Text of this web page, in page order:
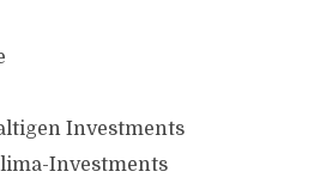
Investments
Investments